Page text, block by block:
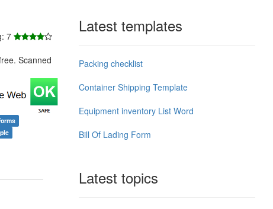
7
Scanned
Latest templates
Packing checklist
Container Shipping Template
Equipment inventory List Word
Bill Of Lading Form
Latest topics